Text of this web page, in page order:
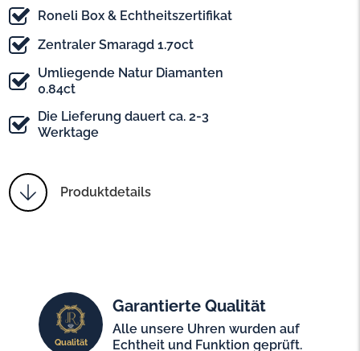
Roneli Box & Echtheitszertifikat
Zentraler Smaragd 1.70ct
Umliegende Natur Diamanten
0.84ct
Die Lieferung dauert ca. 2-3
Werktage
Produktdetails
Qualität
Garantierte Qualität
Alle unsere Uhren wurden auf
Echtheit und Funktion geprüft.